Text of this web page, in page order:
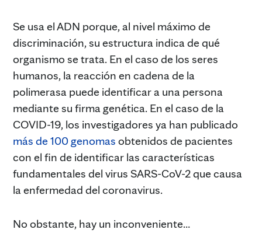
Se usa el ADN porque, al nivel máximo de
discriminación, su estructura indica de qué
organismo se trata. En el caso de los seres
humanos, la reacción en cadena de la
polimerasa puede identificar a una persona
mediante su firma genética. En el caso de la
COVID-19, los investigadores ya han publicado
más de 100 genomas obtenidos de pacientes
con el fin de identificar las características
fundamentales del virus SARS-CoV-2 que causa
la enfermedad del coronavirus.
No obstante, hay un inconveniente…